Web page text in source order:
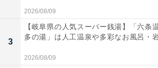
2026/08/09
3
【岐阜県の人気スーパー銭湯】「六条
多の湯」は人工温泉や多彩なお風呂・
2026/08/09